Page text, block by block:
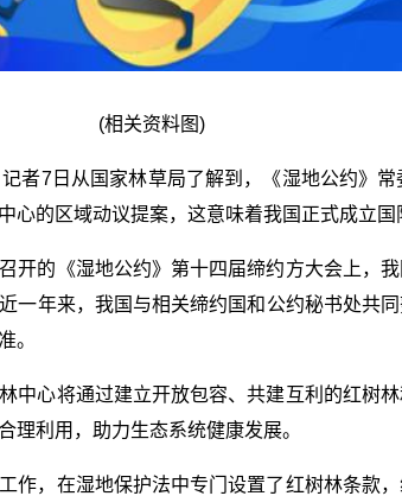
(相关资料图)
者7日从国家林草局了解到，《湿地公约》
心的区域动议提案，这意味着我国正式成立国
开的《湿地公约》第十四届缔约方大会上，
一年来，我国与相关缔约国和公约秘书处共
。
中心将通过建立开放包容、共建互利的红树
理利用，助力生态系统健康发展。
作，在湿地保护法中专门设置了红树林条款